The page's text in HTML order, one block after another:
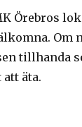
Örebros
Om
tillhanda
äta.